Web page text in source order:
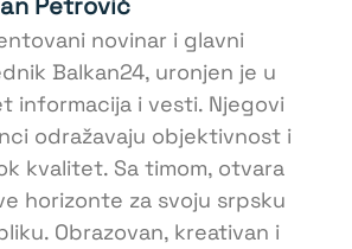
Petrović
novinar i glavni
Balkan24, uronjen je u
informacija i vesti. Njegovi
odražavaju objektivnost i
kvalitet. Sa timom, otvara
horizonte za svoju srpsku
Obrazovan, kreativan i